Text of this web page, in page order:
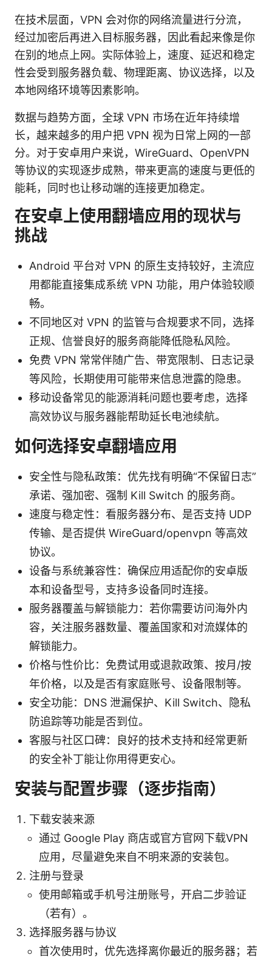
在技术层面，VPN 会对你的网络流量进行分流，
经过加密后再进入目标服务器，因此看起来像是你
在别的地点上网。实际体验上，速度、延迟和稳定
性会受到服务器负载、物理距离、协议选择，以及
本地网络环境等因素影响。
数据与趋势方面，全球 VPN 市场在近年持续增
长，越来越多的用户把 VPN 视为日常上网的一部
分。对于安卓用户来说，WireGuard、OpenVPN
等协议的实现逐步成熟，带来更高的速度与更低的
能耗，同时也让移动端的连接更加稳定。
在安卓上使用翻墙应用的现状与
挑战
Android 平台对 VPN 的原生支持较好，主流应
用都能直接集成系统 VPN 功能，用户体验较顺
畅。
不同地区对 VPN 的监管与合规要求不同，选择
正规、信誉良好的服务商能降低隐私风险。
免费 VPN 常常伴随广告、带宽限制、日志记录
等风险，长期使用可能带来信息泄露的隐患。
移动设备常见的能源消耗问题也要考虑，选择
高效协议与服务器能帮助延长电池续航。
如何选择安卓翻墙应用
安全性与隐私政策：优先找有明确“不保留日志”
承诺、强加密、强制 Kill Switch 的服务商。
速度与稳定性：看服务器分布、是否支持 UDP
传输、是否提供 WireGuard/openvpn 等高效
协议。
设备与系统兼容性：确保应用适配你的安卓版
本和设备型号，支持多设备同时连接。
服务器覆盖与解锁能力：若你需要访问海外内
容，关注服务器数量、覆盖国家和对流媒体的
解锁能力。
价格与性价比：免费试用或退款政策、按月/按
年价格，以及是否有家庭账号、设备限制等。
安全功能：DNS 泄漏保护、Kill Switch、隐私
防追踪等功能是否到位。
客服与社区口碑：良好的技术支持和经常更新
的安全补丁能让你用得更安心。
安装与配置步骤（逐步指南）
下载安装来源
通过 Google Play 商店或官方官网下载VPN
应用，尽量避免来自不明来源的安装包。
注册与登录
使用邮箱或手机号注册账号，开启二步验证
（若有）。
选择服务器与协议
首次使用时，优先选择离你最近的服务器；若